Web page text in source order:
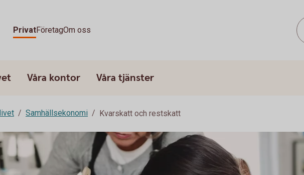
PrivatFöretagOm oss
Våra kontor Våra tjänster
Samhällsekonomi Kvarskatt och restskatt